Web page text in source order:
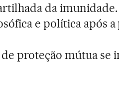
da
e política após a
proteção mútua se